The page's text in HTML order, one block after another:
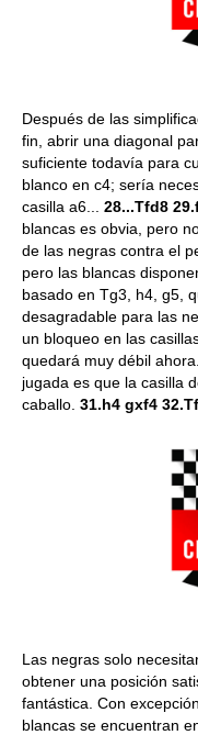
Después de las
fin, abrir una diagonal
suficiente todavía para
blanco en c4; sería
casilla a6... 28...Tfd8
blancas es obvia, pero
de las negras contra el
pero las blancas
basado en Tg3, h4, g5,
desagradable para las
un bloqueo en las
quedará muy débil
jugada es que la casilla
caballo. 31.h4 gxf4
Las negras solo
obtener una posición
fantástica. Con
blancas se encuentran